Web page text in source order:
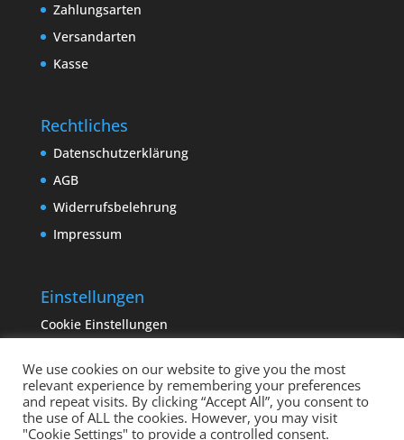
Zahlungsarten
Versandarten
Kasse
Rechtliches
Datenschutzerklärung
AGB
Widerrufsbelehrung
Impressum
Einstellungen
Cookie Einstellungen
We use cookies on our website to give you the most
relevant experience by remembering your preferences
and repeat visits. By clicking “Accept All”, you consent to
the use of ALL the cookies. However, you may visit
"Cookie Settings" to provide a controlled consent.